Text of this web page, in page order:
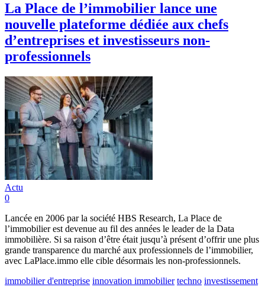
La Place de l’immobilier lance une
nouvelle plateforme dédiée aux chefs
d’entreprises et investisseurs non-
professionnels
Actu
0
Lancée en 2006 par la société HBS Research, La Place de
l’immobilier est devenue au fil des années le leader de la Data
immobilière. Si sa raison d’être était jusqu’à présent d’offrir une plus
grande transparence du marché aux professionnels de l’immobilier,
avec LaPlace.immo elle cible désormais les non-professionnels.
immobilier d'entreprise innovation immobilier techno investissement